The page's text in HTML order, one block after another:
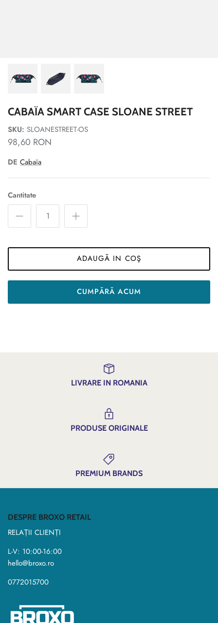
CABAÏA SMART CASE SLOANE STREET
SKU: SLOANESTREET-OS
98,60 RON
DE Cabaïa
Cantitate
ADAUGĂ IN COŞ
CUMPĂRĂ ACUM
LIVRARE IN ROMANIA
PRODUSE ORIGINALE
PREMIUM BRANDS
DESPRE BROXO RETAIL
RELAȚII CLIENȚI
L-V: 10:00-16:00
hello@broxo.ro
0772015700